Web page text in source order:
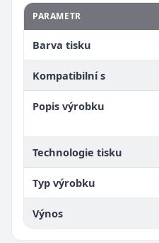
PARAMETR
Barva tisku
Kompatibilní s
Popis výrobku
Technologie tisku
Typ výrobku
Výnos